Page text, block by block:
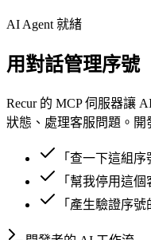
AI Agent 就緒
用對話管理序號
Recur 的 MCP 伺服器讓
狀態、處理客服問題。開
「查一下這組
「幫我停用這個
「產生驗證序號